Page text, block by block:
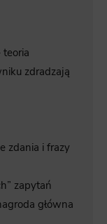
teoria
zdradzają
zdania i frazy
zapytań
główna